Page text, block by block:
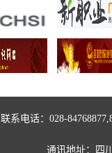
联系电话：028-
通讯地址：四